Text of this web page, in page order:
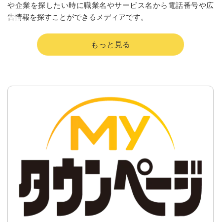
や企業を探したい時に職業名やサービス名から電話番号や広
告情報を探すことができるメディアです。